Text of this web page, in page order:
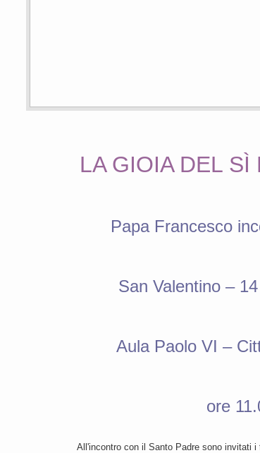
LA GIOIA DEL SÌ
Papa Francesco
San Valentino –
Aula Paolo VI –
ore
All'incontro con il Santo Padre sono invitati